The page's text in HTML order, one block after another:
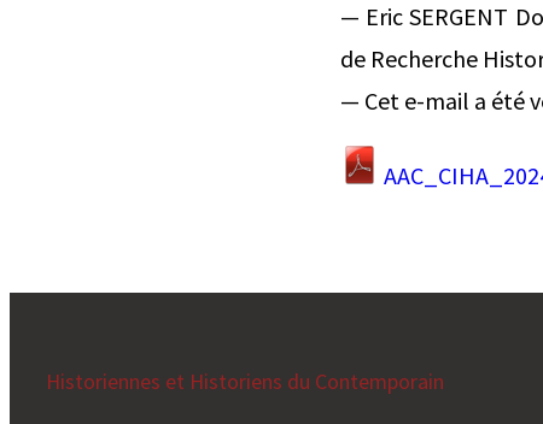
— Eric SERGENT
de Recherche
— Cet e-mail a été
Historiennes et Historiens du Contemporain